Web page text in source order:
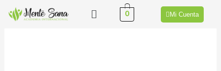
Menú 0 Mi Cuenta